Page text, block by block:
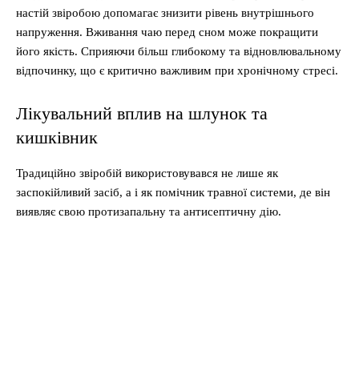
настій звіробою допомагає знизити рівень внутрішнього
напруження. Вживання чаю перед сном може покращити
його якість. Сприяючи більш глибокому та відновлювальному
відпочинку, що є критично важливим при хронічному стресі.
Лікувальний вплив на шлунок та
кишківник
Традиційно звіробій використовувався не лише як
заспокійливий засіб, а і як помічник травної системи, де він
виявляє свою протизапальну та антисептичну дію.